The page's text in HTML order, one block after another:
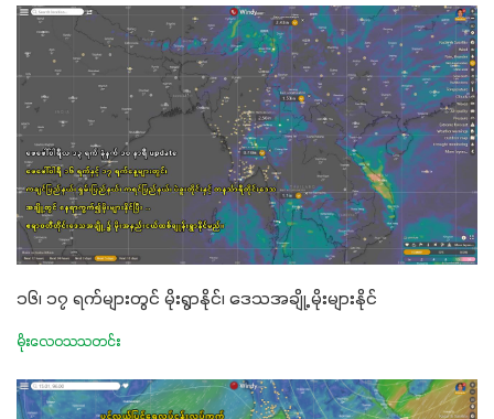
၁၆၊ ၁၇ ရက်များတွင် မိုးရွာနိုင်၊ ဒေသအချို့ မိုးများနိုင်
မိုးလေဝသသတင်း